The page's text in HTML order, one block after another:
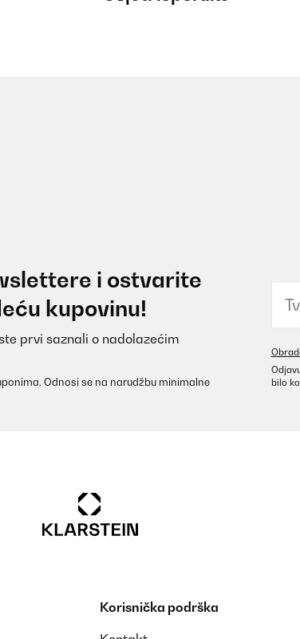
i ostvarite
kupovinu!
prvi saznali o nadolazećim
Odnosi se na narudžbu minimalne
bilo
Korisnička podrška